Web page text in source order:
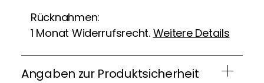
Rücknahmen:
1 Monat Widerrufsrecht. Weitere Details
Angaben zur Produktsicherheit